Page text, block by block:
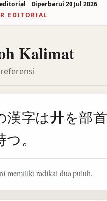
Diperbarui 20 Jul 2026
EDITORIAL
Kalimat
漢字は廾を部首
。
memiliki radikal dua puluh.